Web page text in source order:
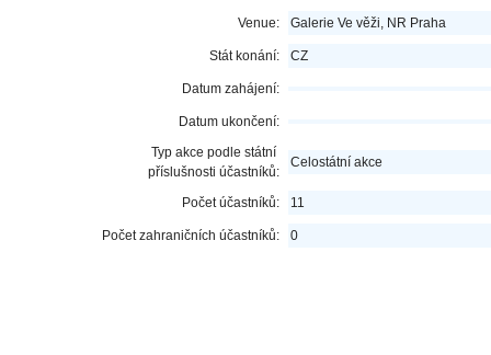
Venue: Galerie Ve věži, NR Praha
Stát konání: CZ
Datum zahájení:
Datum ukončení:
Typ akce podle státní
příslušnosti účastníků:
Celostátní akce
Počet účastníků: 11
Počet zahraničních účastníků: 0